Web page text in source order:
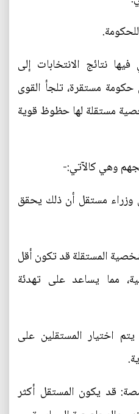
نتائج الانتخابات إلى
مستقرة، تلجأ القوى
مستقلة لها حظوظ قوية
وهي كالآتي:-
وزراء مستقل أن ذلك يحقق
المستقلة قد تكون أقل
مما يساعد على تهدئة
يتم اختيار المستقلين على
قد يكون المستقل أكثر